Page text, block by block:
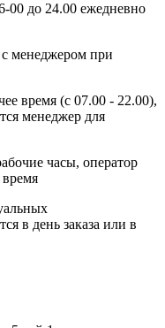
00 до 24.00 ежедневно
с менеджером при
время (с 07.00 - 22.00),
менеджер для
часы, оператор
в день заказа или в